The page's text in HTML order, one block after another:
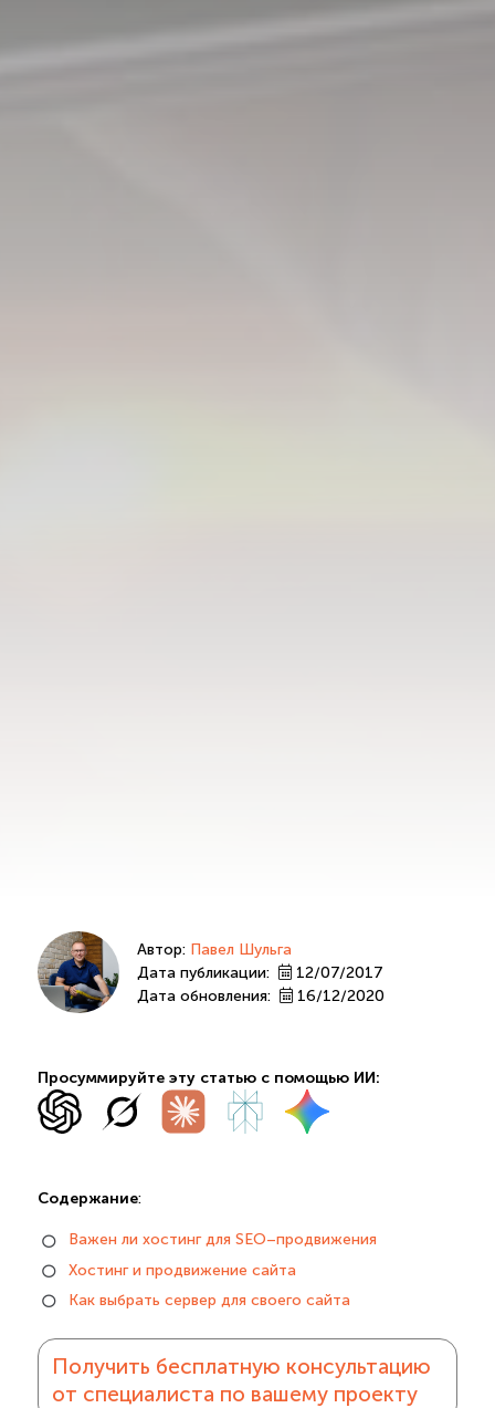
Автор: Павел Шульга
Дата публикации:
12/07/2017
Дата обновления:
16/12/2020
Просуммируйте эту статью с помощью ИИ:
Содержание:
Важен ли хостинг для SEO–продвижения
Хостинг и продвижение сайта
Как выбрать сервер для своего сайта
Получить бесплатную консультацию
от специалиста по вашему проекту